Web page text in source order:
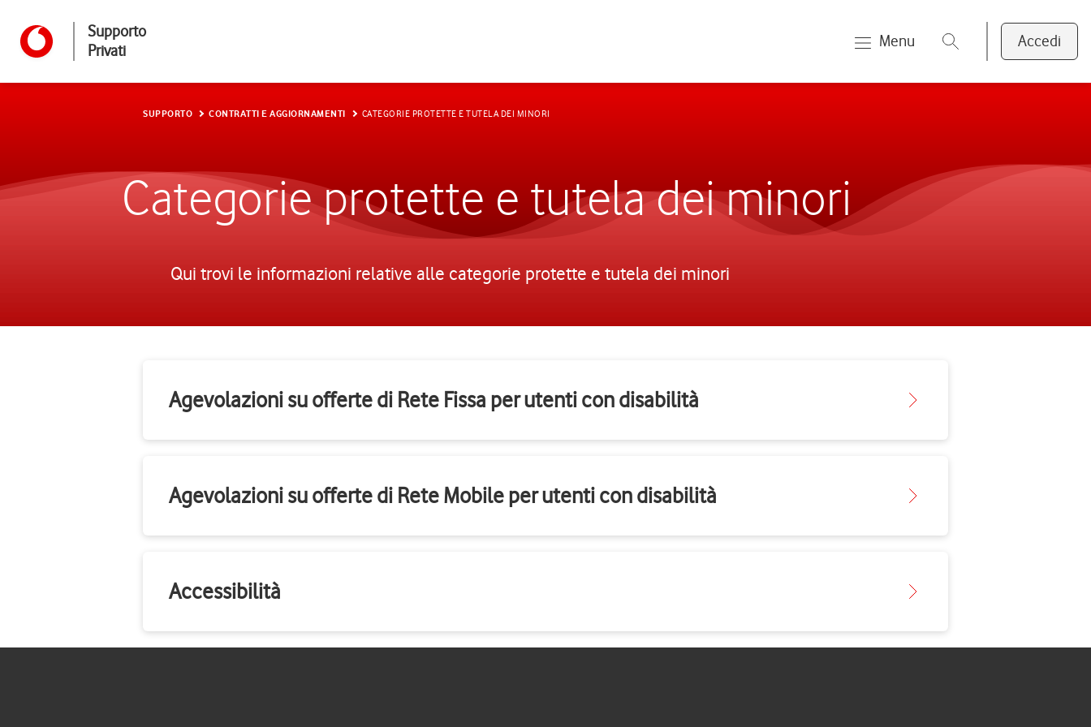
Supporto
Privati
Menu Accedi
SUPPORTO CONTRATTI E AGGIORNAMENTI CATEGORIE PROTETTE E TUTELA DEI MINORI
Categorie protette e tutela dei minori
Qui trovi le informazioni relative alle categorie protette e tutela dei minori
Agevolazioni su offerte di Rete Fissa per utenti con disabilità
Agevolazioni su offerte di Rete Mobile per utenti con disabilità
Accessibilità